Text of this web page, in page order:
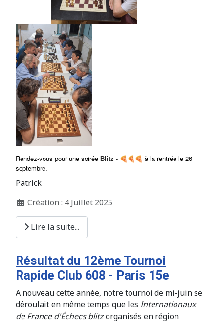
Rendez-vous pour une soirée Blitz -
à la rentrée le 26
septembre.
Patrick
Création : 4 Juillet 2025
Lire la suite...
Résultat du 12ème Tournoi
Rapide Club 608 - Paris 15e
A nouveau cette année, notre tournoi de mi-juin se
déroulait en même temps que les Internationaux
de France d'Échecs blitzorganisés en région